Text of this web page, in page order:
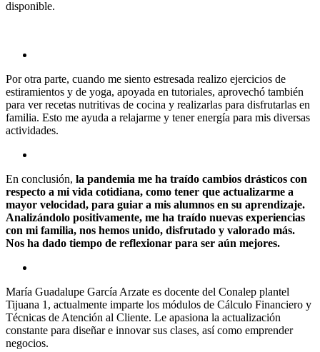
disponible.
Por otra parte, cuando me siento estresada realizo ejercicios de
estiramientos y de yoga, apoyada en tutoriales, aprovechó también
para ver recetas nutritivas de cocina y realizarlas para disfrutarlas en
familia. Esto me ayuda a relajarme y tener energía para mis diversas
actividades.
En conclusión, la pandemia me ha traído cambios drásticos con
respecto a mi vida cotidiana, como tener que actualizarme a
mayor velocidad, para guiar a mis alumnos en su aprendizaje.
Analizándolo positivamente, me ha traído nuevas experiencias
con mi familia, nos hemos unido, disfrutado y valorado más.
Nos ha dado tiempo de reflexionar para ser aún mejores.
María Guadalupe García Arzate es docente del Conalep plantel
Tijuana 1, actualmente imparte los módulos de Cálculo Financiero y
Técnicas de Atención al Cliente. Le apasiona la actualización
constante para diseñar e innovar sus clases, así como emprender
negocios.